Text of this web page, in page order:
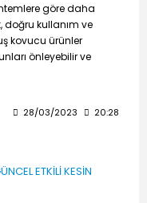
göre daha
doğru kullanım ve
kovucu ürünler
önleyebilir ve
28/03/2023 20:28